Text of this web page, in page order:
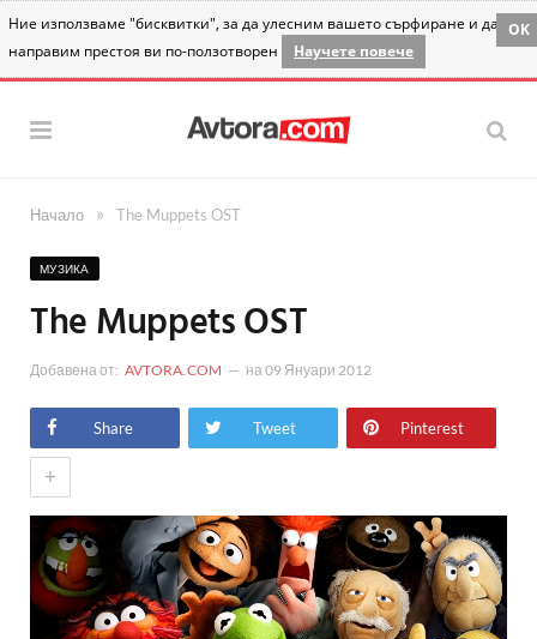
Ние използваме "бисквитки", за да улесним вашето сърфиране и да
направим престоя ви по-ползотворен
Научете повече
OK
Начало » The Muppets OST
МУЗИКА
The Muppets OST
Добавена от: AVTORA.COM на09 Януари 2012
Share Tweet Pinterest
+